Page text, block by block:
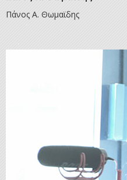
Πάνος Α. Θωμαϊδης